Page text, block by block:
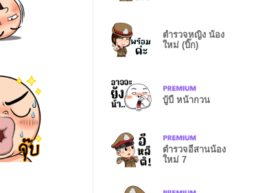
ตำรวจหญิง น้อง
ใหม่ (บิ๊ก)
บู้บี้ หน้ากวน
ตำรวจอีสานน้อง
ใหม่ 7